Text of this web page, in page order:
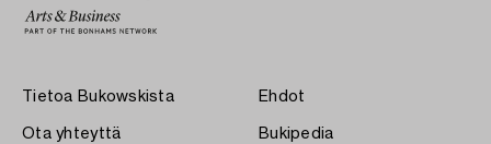
Tietoa Bukowskista
Ota yhteyttä
Ehdot
Bukipedia